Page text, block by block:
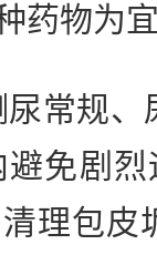
药物为
规、
免剧
理包皮